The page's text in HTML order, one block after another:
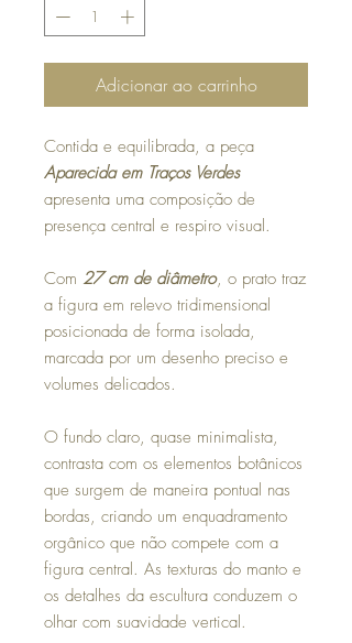
Adicionar ao carrinho
Contida e equilibrada, a peça
Aparecida em Traços Verdes
apresenta uma composição de
presença central e respiro visual.
Com 27 cm de diâmetro, o prato traz
a figura em relevo tridimensional
posicionada de forma isolada,
marcada por um desenho preciso e
volumes delicados.
O fundo claro, quase minimalista,
contrasta com os elementos botânicos
que surgem de maneira pontual nas
bordas, criando um enquadramento
orgânico que não compete com a
figura central. As texturas do manto e
os detalhes da escultura conduzem o
olhar com suavidade vertical.